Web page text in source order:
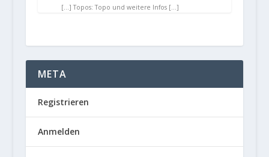
[…] Topos: Topo und weitere Infos […]
META
Registrieren
Anmelden